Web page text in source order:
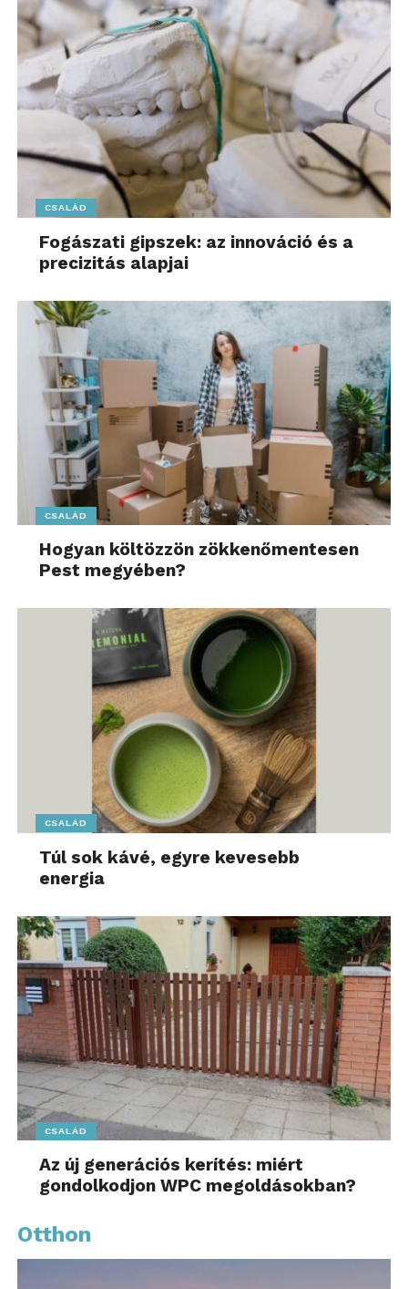
CSALÁD
Fogászati gipszek: az innováció és a
precizitás alapjai
CSALÁD
Hogyan költözzön zökkenőmentesen
Pest megyében?
CSALÁD
Túl sok kávé, egyre kevesebb
energia
CSALÁD
Az új generációs kerítés: miért
gondolkodjon WPC megoldásokban?
Otthon